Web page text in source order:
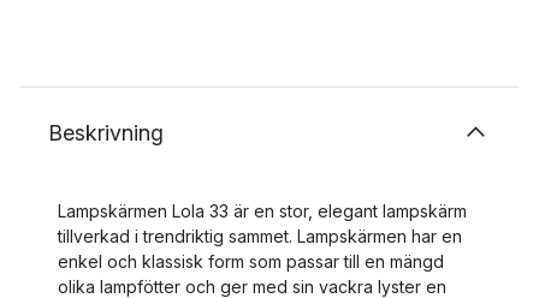
Beskrivning
Lampskärmen Lola 33 är en stor, elegant lampskärm
tillverkad i trendriktig sammet. Lampskärmen har en
enkel och klassisk form som passar till en mängd
olika lampfötter och ger med sin vackra lyster en